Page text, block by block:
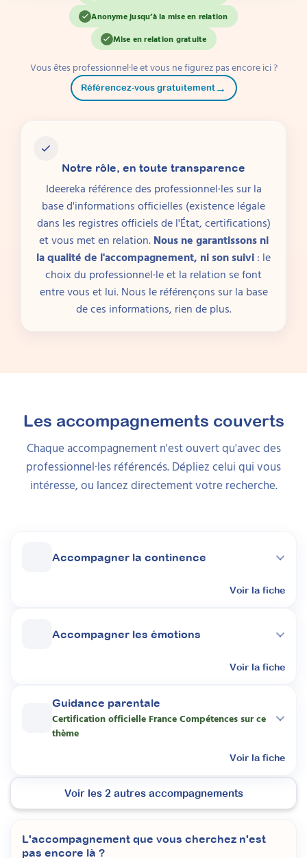
Anonyme jusqu’à la mise en relation
Mise en relation gratuite
Vous êtes professionnel·le et vous ne figurez pas encore ici ?
Référencez-vous gratuitement →
Notre rôle, en toute transparence
Ideereka référence des professionnel·les sur la
base d'informations officielles (existence légale
dans les registres officiels de l'État, certifications)
et vous met en relation. Nous ne garantissons ni
la qualité de l'accompagnement, ni son suivi : le
choix du professionnel·le et la relation se font
entre vous et lui. Nous le référençons sur la base
de ces informations, rien de plus.
Les accompagnements couverts
Chaque accompagnement n'est ouvert qu'avec des
professionnel·les référencés. Dépliez celui qui vous
intéresse, ou lancez directement votre recherche.
Accompagner la continence
Voir la fiche
Accompagner les émotions
Voir la fiche
Guidance parentale
Certification officielle France Compétences sur ce
thème
Voir la fiche
Voir les 2autres accompagnements
L'accompagnement que vous cherchez n'est
pas encore là ?